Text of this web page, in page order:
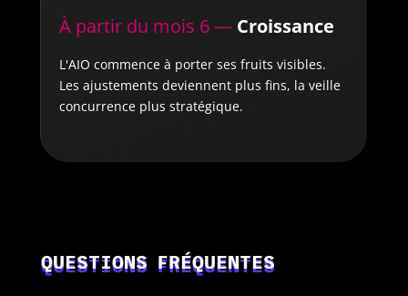
À partir du mois 6 — Croissance
L'AIO commence à porter ses fruits visibles.
Les ajustements deviennent plus fins, la veille
concurrence plus stratégique.
QUESTIONS FRÉQUENTES